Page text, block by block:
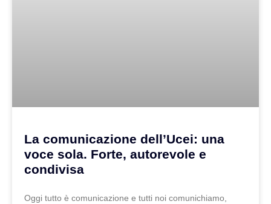
La comunicazione dell’Ucei: una
voce sola. Forte, autorevole e
condivisa
Oggi tutto è comunicazione e tutti noi comunichiamo,